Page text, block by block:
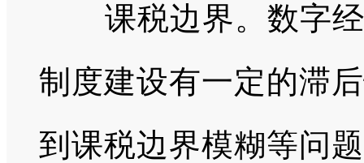
课税边界。数字经
制度建设有一定的滞
到课税边界模糊等问